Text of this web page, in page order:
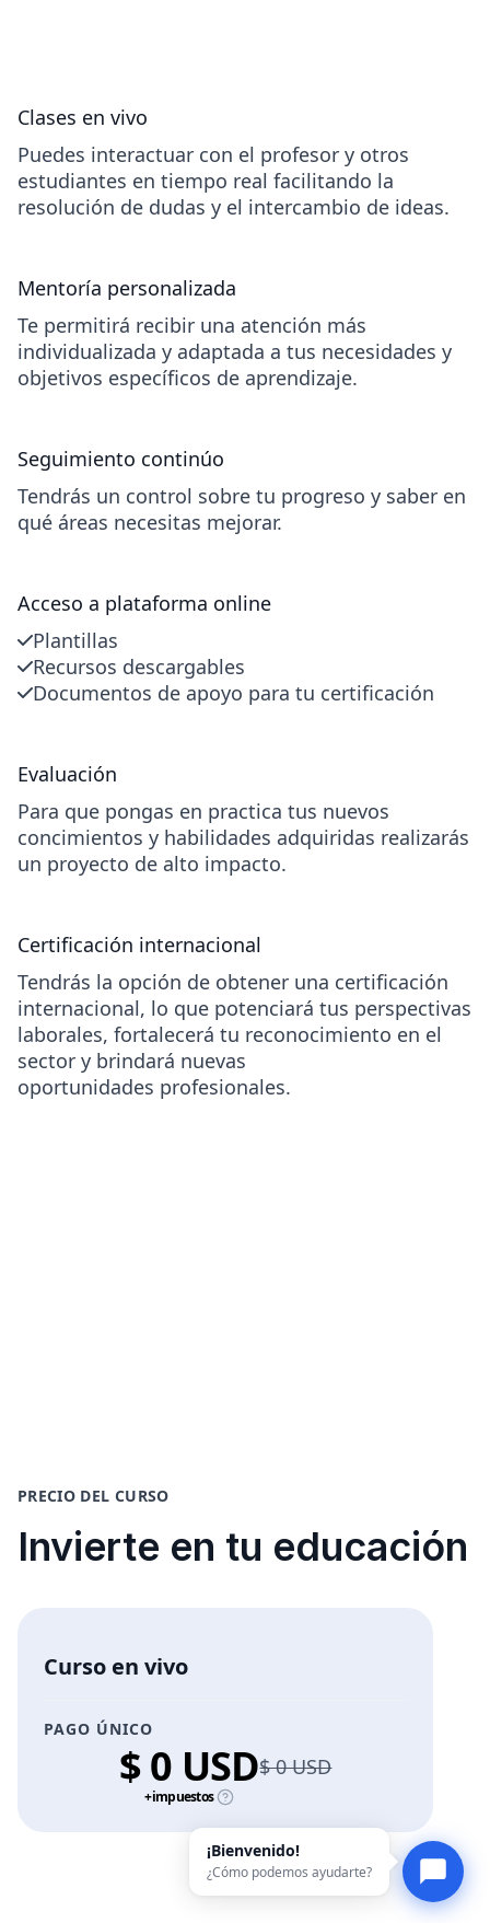
Clases en vivo
Puedes interactuar con el profesor y otros
estudiantes en tiempo real facilitando la
resolución de dudas y el intercambio de ideas.
Mentoría personalizada
Te permitirá recibir una atención más
individualizada y adaptada a tus necesidades y
objetivos específicos de aprendizaje.
Seguimiento continúo
Tendrás un control sobre tu progreso y saber en
qué áreas necesitas mejorar.
Acceso a plataforma online
Plantillas
Recursos descargables
Documentos de apoyo para tu certificación
Evaluación
Para que pongas en practica tus nuevos
concimientos y habilidades adquiridas realizarás
un proyecto de alto impacto.
Certificación internacional
Tendrás la opción de obtener una certificación
internacional, lo que potenciará tus perspectivas
laborales, fortalecerá tu reconocimiento en el
sector y brindará nuevas
oportunidades profesionales.
PRECIO DEL CURSO
Invierte en tu educación
Curso en vivo
PAGO ÚNICO
$ 0 USD
+impuestos
$ 0 USD
¡Bienvenido!
¿Cómo podemos ayudarte?